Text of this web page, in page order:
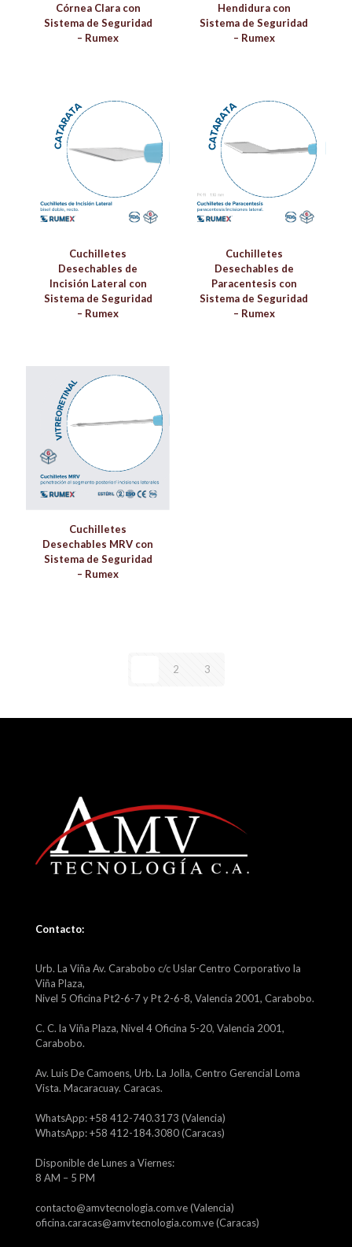
Córnea Clara con
Sistema de Seguridad
– Rumex
Hendidura con
Sistema de Seguridad
– Rumex
Cuchilletes
Desechables de
Incisión Lateral con
Sistema de Seguridad
– Rumex
Cuchilletes
Desechables de
Paracentesis con
Sistema de Seguridad
– Rumex
Cuchilletes
Desechables MRV con
Sistema de Seguridad
– Rumex
2 3
Contacto:
Urb. La Viña Av. Carabobo c/c Uslar Centro Corporativo la
Viña Plaza,
Nivel 5 Oficina Pt2-6-7 y Pt 2-6-8, Valencia 2001, Carabobo.
C. C. la Viña Plaza, Nivel 4 Oficina 5-20, Valencia 2001,
Carabobo.
Av. Luis De Camoens, Urb. La Jolla, Centro Gerencial Loma
Vista. Macaracuay. Caracas.
WhatsApp: +58 412-740.3173 (Valencia)
WhatsApp: +58 412-184.3080 (Caracas)
Disponible de Lunes a Viernes:
8 AM – 5 PM
contacto@amvtecnologia.com.ve (Valencia)
oficina.caracas@amvtecnologia.com.ve (Caracas)